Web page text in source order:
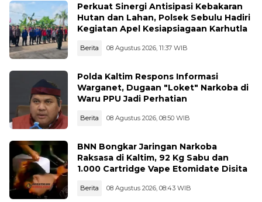
Perkuat Sinergi Antisipasi Kebakaran
Hutan dan Lahan, Polsek Sebulu Hadiri
Kegiatan Apel Kesiapsiagaan Karhutla
Berita 08 Agustus 2026, 11:37 WIB
Polda Kaltim Respons Informasi
Warganet, Dugaan "Loket" Narkoba di
Waru PPU Jadi Perhatian
Berita 08 Agustus 2026, 08:50 WIB
BNN Bongkar Jaringan Narkoba
Raksasa di Kaltim, 92 Kg Sabu dan
1.000 Cartridge Vape Etomidate Disita
Berita 08 Agustus 2026, 08:43 WIB